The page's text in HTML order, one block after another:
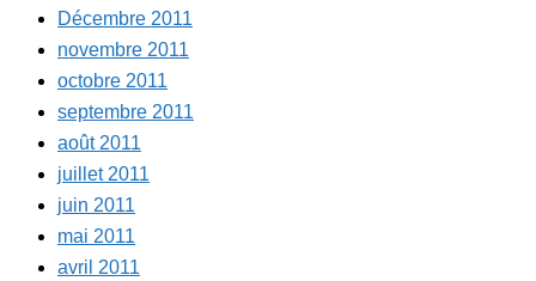
Décembre 2011
novembre 2011
octobre 2011
septembre 2011
août 2011
juillet 2011
juin 2011
mai 2011
avril 2011